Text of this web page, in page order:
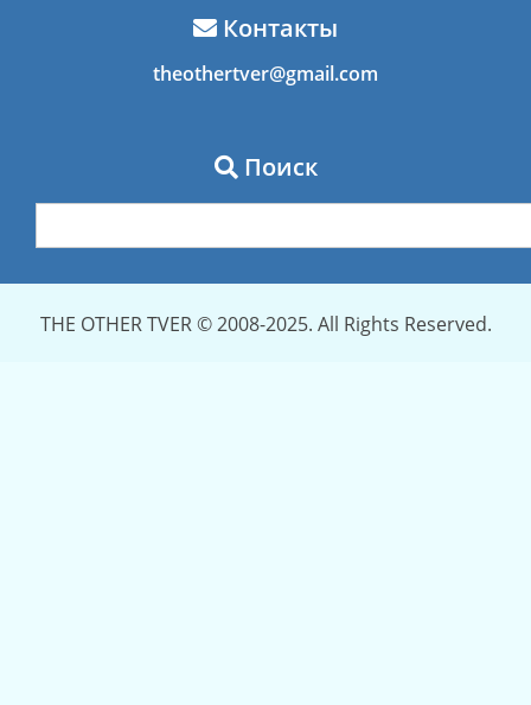
Контакты
theothertver@gmail.com
Поиск
THE OTHER TVER © 2008-2025. All Rights Reserved.